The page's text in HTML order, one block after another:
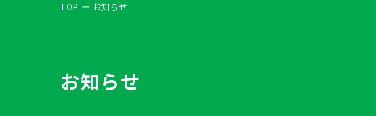
TOP お知らせ
お知らせ